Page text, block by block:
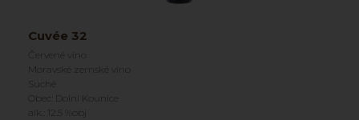
Cuvée 32
Červené víno
Moravské zemské víno
Suché
Obec: Dolní Kounice
alk.: 12.5 %obj